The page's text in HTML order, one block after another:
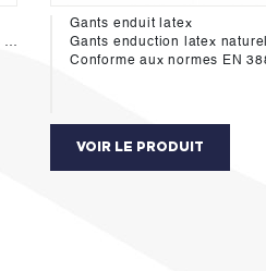
Gants enduit latex
Gants enduction latex naturel sur poly coton tricoté total 240 mm, idéal pour objets abrasifs et glissants très résistants contre
Conforme aux normes EN
VOIR LE PRODUIT